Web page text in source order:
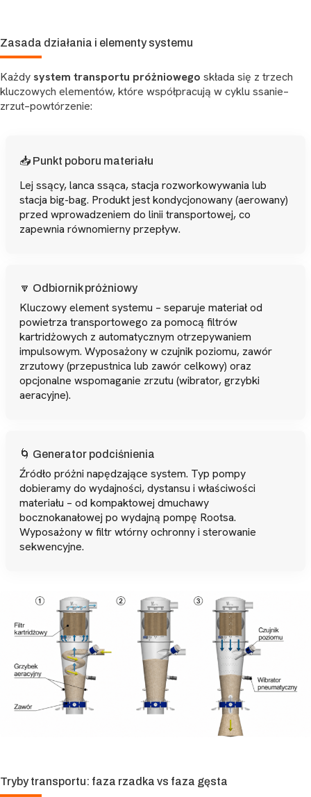
Zasada działania i elementy systemu
Każdysystem transportu próżniowego składa się z trzech
kluczowych elementów, które współpracują w cyklu ssanie–
zrzut–powtórzenie:
📥 Punkt poboru materiału
Lej ssący, lanca ssąca, stacja rozworkowywania lub
stacja big-bag. Produkt jest kondycjonowany (aerowany)
przed wprowadzeniem do linii transportowej, co
zapewnia równomierny przepływ.
🔽 Odbiornik próżniowy
Kluczowy element systemu – separuje materiał od
powietrza transportowego za pomocą filtrów
kartridżowych z automatycznym otrzepywaniem
impulsowym. Wyposażony w czujnik poziomu, zawór
zrzutowy (przepustnica lub zawór celkowy) oraz
opcjonalne wspomaganie zrzutu (wibrator, grzybki
aeracyjne).
🌀 Generator podciśnienia
Źródło próżni napędzające system. Typ pompy
dobieramy do wydajności, dystansu i właściwości
materiału – od kompaktowej dmuchawy
bocznokanałowej po wydajną pompę Rootsa.
Wyposażony w filtr wtórny ochronny i sterowanie
sekwencyjne.
Tryby transportu: faza rzadka vs faza gęsta